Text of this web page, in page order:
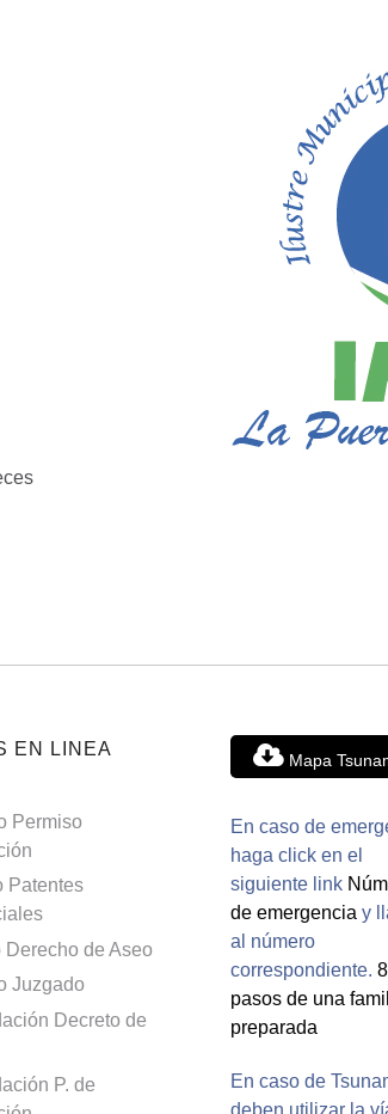
EN LINEA
Permiso
Patentes
Derecho de Aseo
Juzgado
Decreto de
P. de
Mapa
En caso de
haga click en el
siguiente link
de emergencia y
al número
correspondiente. 8
pasos de una
preparada
En caso de
deben utilizar la